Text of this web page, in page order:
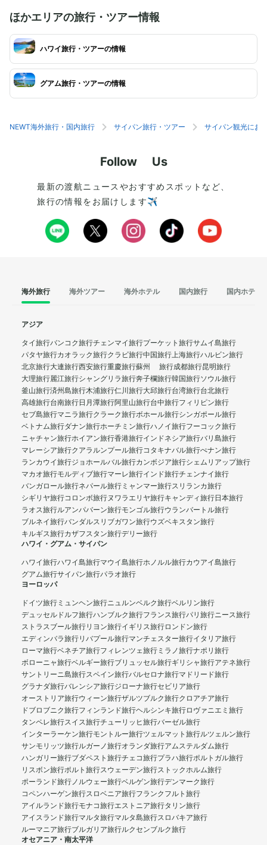
ほかエリアの旅行・ツアー情報
ハワイ旅行・ツアーの情報
グアム旅行・ツアーの情報
NEWT海外旅行・国内旅行 サイパン旅行・ツアー サイパン観光にお
Follow Us
最新の渡航ニュースやおすすめスポットなど、
旅行の情報をお届けします✈️
海外旅行 海外ツアー 海外ホテル 国内旅行 国内ホテル
アジア
タイ旅行バンコク旅行チェンマイ旅行プーケット旅行サムイ島旅行
パタヤ旅行カオラック旅行クラビ旅行中国旅行上海旅行ハルビン旅行
北京旅行大連旅行西安旅行重慶旅行蘇州 旅行成都旅行昆明旅行
大理旅行麗江旅行シャングリラ旅行奔子欄旅行韓国旅行ソウル旅行
釜山旅行済州島旅行木浦旅行仁川旅行大邱旅行台湾旅行台北旅行
高雄旅行台南旅行日月潭旅行阿里山旅行台中旅行フィリピン旅行
セブ島旅行マニラ旅行クラーク旅行ボホール旅行シンガポール旅行
ベトナム旅行ダナン旅行ホーチミン旅行ハノイ旅行フーコック旅行
ニャチャン旅行ホイアン旅行香港旅行インドネシア旅行バリ島旅行
マレーシア旅行クアラルンプール旅行コタキナバル旅行ぺナン旅行
ランカウイ旅行ジョホールバル旅行カンボジア旅行シェムリアップ旅行
マカオ旅行モルディブ旅行マーレ旅行インド旅行チェンナイ旅行
バンガロール旅行ネパール旅行 ミャンマー旅行スリランカ旅行
シギリヤ旅行コロンボ旅行ヌワラエリヤ旅行キャンディ旅行日本旅行
ラオス旅行ルアンパバーン旅行モンゴル旅行ウランバートル旅行
ブルネイ旅行バンダルスリブガワン旅行ウズベキスタン旅行
キルギス旅行カザフスタン旅行デリー旅行
ハワイ・グアム・サイパン
ハワイ旅行ハワイ島旅行マウイ島旅行ホノルル旅行カウアイ島旅行
グアム旅行サイパン旅行パラオ旅行
ヨーロッパ
ドイツ旅行 ミュンヘン旅行ニュルンベルク旅行ベルリン旅行
デュッセルドルフ旅行ハンブルク旅行フランス旅行パリ旅行ニース旅行
ストラスブール旅行リヨン旅行イギリス旅行ロンドン旅行
エディンバラ旅行リバプール旅行マンチェスター旅行イタリア旅行
ローマ旅行ベネチア旅行フィレンツェ旅行 ミラノ旅行ナポリ旅行
ボローニャ旅行ベルギー旅行ブリュッセル旅行ギリシャ旅行アテネ旅行
サントリーニ島旅行スペイン旅行バルセロナ旅行マドリード旅行
グラナダ旅行バレンシア旅行ジローナ旅行セビリア旅行
オーストリア旅行ウィーン旅行ザルツブルク旅行クロアチア旅行
ドブロブニク旅行フィンランド旅行ヘルシンキ旅行ロヴァニエミ旅行
タンペレ旅行スイス旅行チューリッヒ旅行バーゼル旅行
インターラーケン旅行モントルー旅行ツェルマット旅行ルツェルン旅行
サンモリッツ旅行ルガーノ旅行オランダ旅行アムステルダム旅行
ハンガリー旅行ブダペスト旅行チェコ旅行プラハ旅行ポルトガル旅行
リスボン旅行ポルト旅行スウェーデン旅行ストックホルム旅行
ポーランド旅行ノルウェー旅行ベルゲン旅行デンマーク旅行
コペンハーゲン旅行スロベニア旅行フランクフルト旅行
アイルランド旅行モナコ旅行エストニア旅行タリン旅行
アイスランド旅行マルタ旅行マルタ島旅行スロバキア旅行
ルーマニア旅行ブルガリア旅行ルクセンブルク旅行
オセアニア・南太平洋